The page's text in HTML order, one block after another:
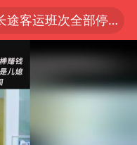
上海全域长途客运班次全部停运
雨黄色预警